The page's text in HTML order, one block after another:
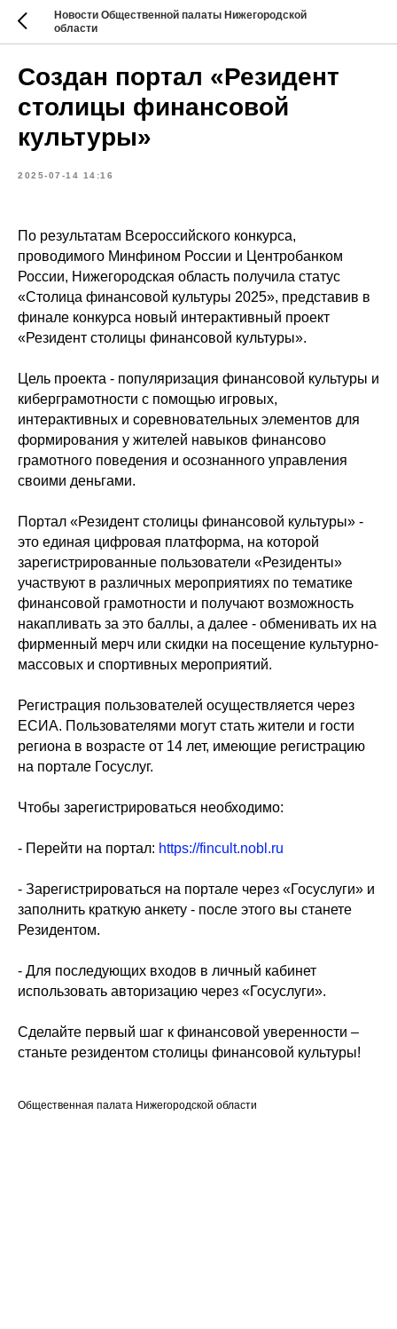
Новости Общественной палаты Нижегородской
области
Создан портал «Резидент
столицы финансовой
культуры»
2025-07-14 14:16
По результатам Всероссийского конкурса,
проводимого Минфином России и Центробанком
России, Нижегородская область получила статус
«Столица финансовой культуры 2025», представив в
финале конкурса новый интерактивный проект
«Резидент столицы финансовой культуры».
Цель проекта - популяризация финансовой культуры и
киберграмотности с помощью игровых,
интерактивных и соревновательных элементов для
формирования у жителей навыков финансово
грамотного поведения и осознанного управления
своими деньгами.
Портал «Резидент столицы финансовой культуры» -
это единая цифровая платформа, на которой
зарегистрированные пользователи «Резиденты»
участвуют в различных мероприятиях по тематике
финансовой грамотности и получают возможность
накапливать за это баллы, а далее - обменивать их на
фирменный мерч или скидки на посещение культурно-
массовых и спортивных мероприятий.
Регистрация пользователей осуществляется через
ЕСИА. Пользователями могут стать жители и гости
региона в возрасте от 14 лет, имеющие регистрацию
на портале Госуслуг.
Чтобы зарегистрироваться необходимо:
- Перейти на портал: https://fincult.nobl.ru
- Зарегистрироваться на портале через «Госуслуги» и
заполнить краткую анкету - после этого вы станете
Резидентом.
- Для последующих входов в личный кабинет
использовать авторизацию через «Госуслуги».
Сделайте первый шаг к финансовой уверенности –
станьте резидентом столицы финансовой культуры!
Общественная палата Нижегородской области